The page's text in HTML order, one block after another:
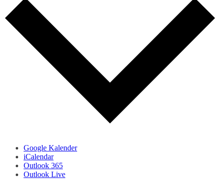
Google Kalender
iCalendar
Outlook 365
Outlook Live